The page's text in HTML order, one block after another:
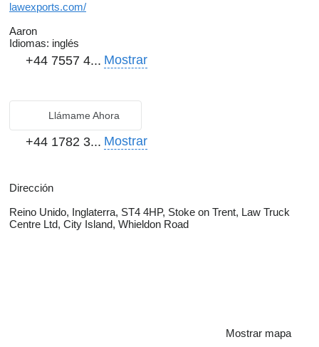
lawexports.com/
Aaron
Idiomas: inglés
+44 7557 4... Mostrar
Llámame Ahora
+44 1782 3... Mostrar
Dirección
Reino Unido, Inglaterra, ST4 4HP, Stoke on Trent, Law Truck
Centre Ltd, City Island, Whieldon Road
Mostrar mapa